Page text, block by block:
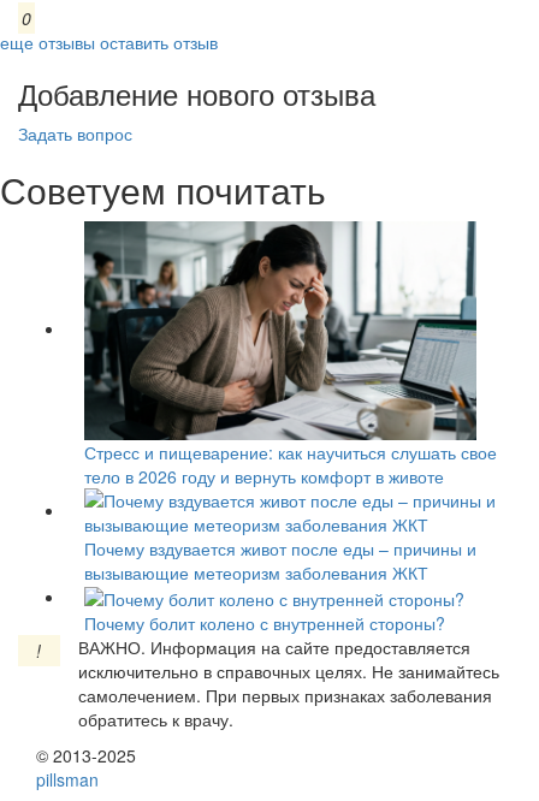
0
еще отзывы оставить отзыв
Добавление нового отзыва
Задать вопрос
Советуем почитать
Стресс и пищеварение: как научиться слушать свое
тело в 2026 году и вернуть комфорт в животе
Почему вздувается живот после еды – причины и
вызывающие метеоризм заболевания ЖКТ
Почему болит колено с внутренней стороны?
!
ВАЖНО. Информация на сайте предоставляется
исключительно в справочных целях. Не занимайтесь
самолечением. При первых признаках заболевания
обратитесь к врачу.
© 2013-2025
pillsman